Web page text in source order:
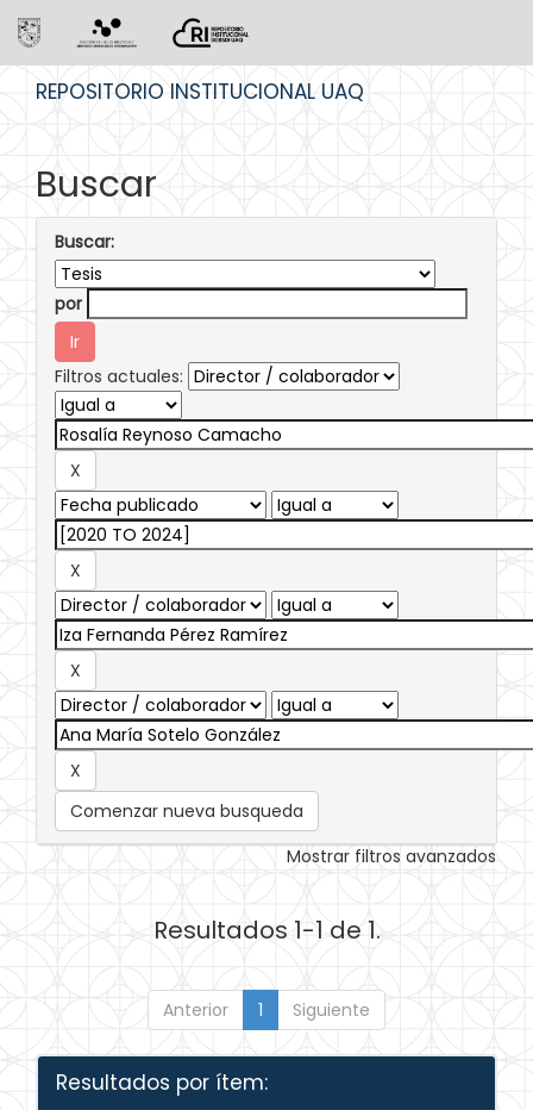
REPOSITORIO INSTITUCIONAL UAQ
Buscar
Buscar:
por
Filtros actuales:
Comenzar nueva busqueda
Mostrar filtros avanzados
Resultados 1-1 de 1.
Anterior 1 Siguiente
Resultados por ítem: